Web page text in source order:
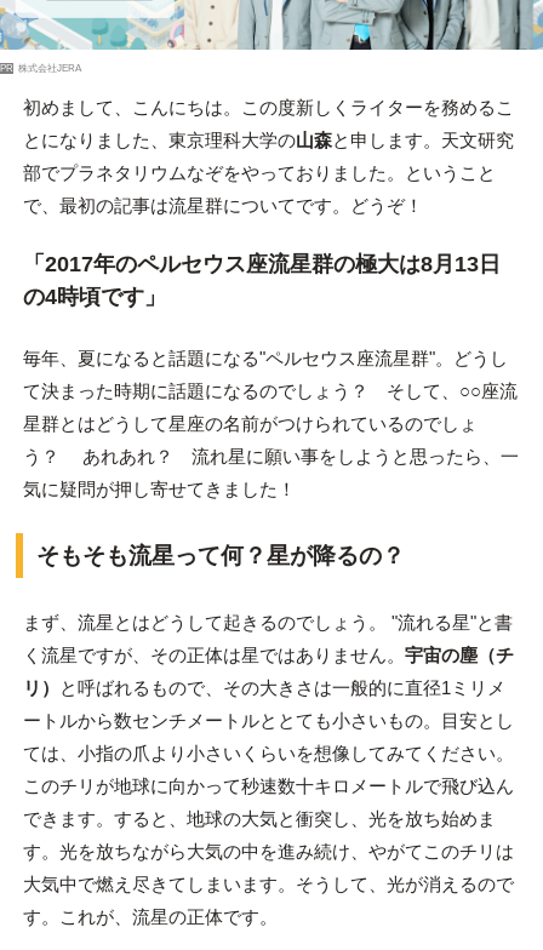
PR 株式会社JERA
初めまして、こんにちは。この度新しくライターを務めるこ
とになりました、東京理科大学の山森と申します。天文研究
部でプラネタリウムなぞをやっておりました。ということ
で、最初の記事は流星群についてです。どうぞ！
「2017年のペルセウス座流星群の極大は8月13日
の4時頃です」
毎年、夏になると話題になる"ペルセウス座流星群"。どうし
て決まった時期に話題になるのでしょう？ そして、○○座流
星群とはどうして星座の名前がつけられているのでしょ
う？ あれあれ？ 流れ星に願い事をしようと思ったら、一
気に疑問が押し寄せてきました！
そもそも流星って何？星が降るの？
まず、流星とはどうして起きるのでしょう。 "流れる星"と書
く流星ですが、その正体は星ではありません。 宇宙の塵（チ
リ）
と呼ばれるもので、その大きさは一般的に直径1ミリメ
ートルから数センチメートルととても小さいもの。目安とし
ては、小指の爪より小さいくらいを想像してみてください。
このチリが地球に向かって秒速数十キロメートルで飛び込ん
できます。すると、地球の大気と衝突し、光を放ち始めま
す。光を放ちながら大気の中を進み続け、やがてこのチリは
大気中で燃え尽きてしまいます。そうして、光が消えるので
す。これが、流星の正体です。